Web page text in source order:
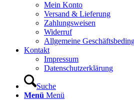
Mein Konto
Versand & Lieferung
Zahlungsweisen
Widerruf
Allgemeine
Kontakt
Impressum
Datenschutzerklärung
Suche
Menü Menü